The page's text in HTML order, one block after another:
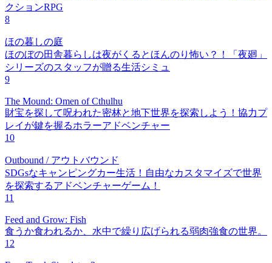
クションRPG
8
ほの暮しの庭
ほのぼの田舎暮らしは夜がくるとほんのり怖い？！「夜廻」
シリーズのスタッフが贈る生活シミュ
9
The Mound: Omen of Cthulhu
財宝を探して呪われた密林と地下世界を探索しよう！協力プ
レイが鍵を握るホラーアドベンチャー
10
Outbound / アウトバウンド
SDGsなキャンピングカー生活！自由なカスタマイズで世界
を探索するアドベンチャーゲーム！
11
Feed and Grow: Fish
食うか食われるか、水中で繰り広げられる弱肉強食の世界。
12